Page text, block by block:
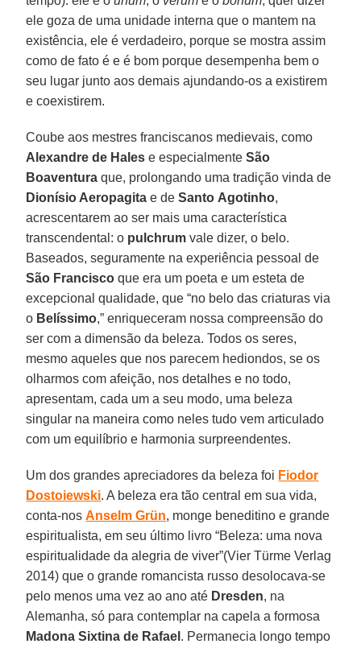
ele goza de uma unidade interna que o mantem na
existência, ele é verdadeiro, porque se mostra assim
como de fato é e é bom porque desempenha bem o
seu lugar junto aos demais ajundando-os a existirem
e coexistirem.
Coube aos mestres franciscanos medievais, como
Alexandre de Hales e especialmenteSão
Boaventura que, prolongando uma tradição vinda de
Dionísio Aeropagita e deSanto Agotinho,
acrescentarem ao ser mais uma característica
transcendental: o pulchrum vale dizer, o belo.
Baseados, seguramente na experiência pessoal de
São Francisco que era um poeta e um esteta de
excepcional qualidade, que “no belo das criaturas via
o Belíssimo,” enriqueceram nossa compreensão do
ser com a dimensão da beleza. Todos os seres,
mesmo aqueles que nos parecem hediondos, se os
olharmos com afeição, nos detalhes e no todo,
apresentam, cada um a seu modo, uma beleza
singular na maneira como neles tudo vem articulado
com um equilíbrio e harmonia surpreendentes.
Um dos grandes apreciadores da beleza foi Fiodor
Dostoiewski. A beleza era tão central em sua vida,
conta-nosAnselm Grün, monge beneditino e grande
espiritualista, em seu último livro “Beleza: uma nova
espiritualidade da alegria de viver”(Vier Türme Verlag
2014) que o grande romancista russo desolocava-se
pelo menos uma vez ao ano até Dresden, na
Alemanha, só para contemplar na capela a formosa
Madona Sixtina de Rafael . Permanecia longo tempo